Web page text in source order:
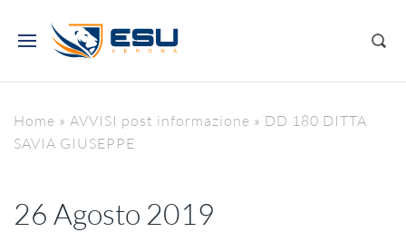
Home » AVVISI post informazione » DD 180 DITTA
SAVIA GIUSEPPE
26 Agosto 2019